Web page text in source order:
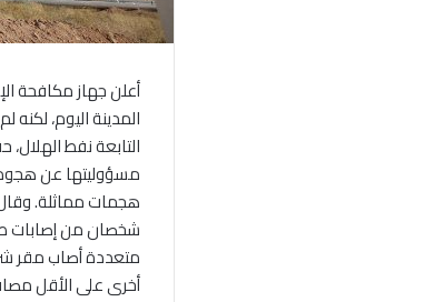
أعلن جهاز مكافحة
المدينة اليوم،
التابعة نفط
مسؤوليتها عن
هجمات مماثلة. وقال
شخصان من إصابات
متعددة أصاب مقر
أخرى على الأقل